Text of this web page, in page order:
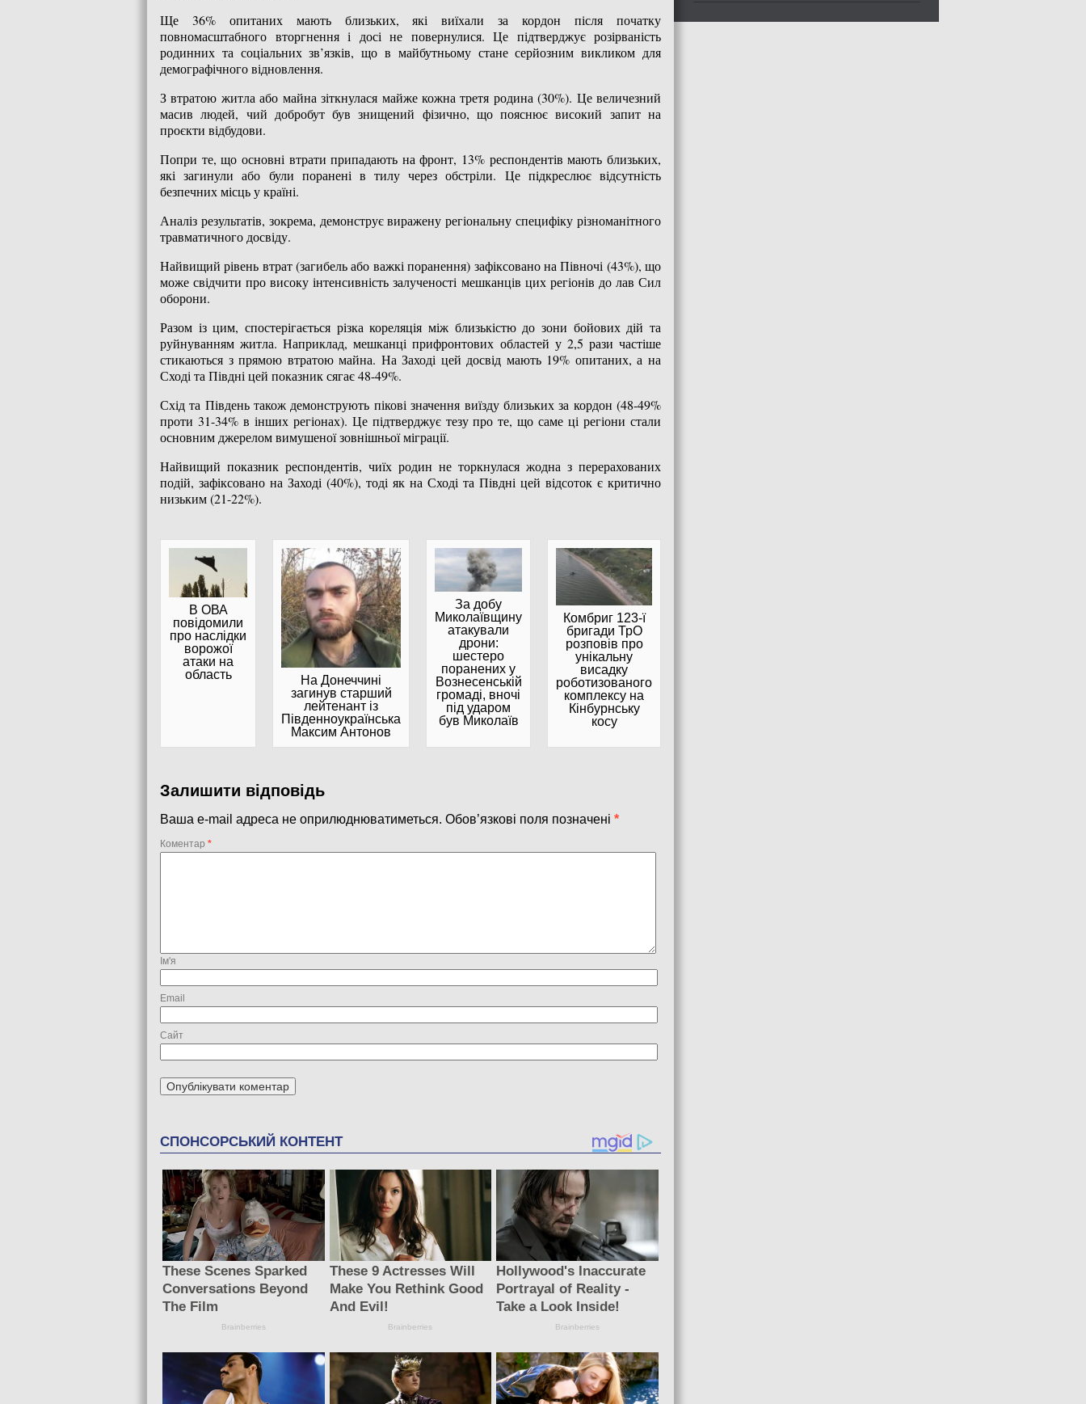
Ще 36% опитаних мають близьких, які виїхали за кордон після початку
повномасштабного вторгнення і досі не повернулися. Це підтверджує розірваність
родинних та соціальних зв’язків, що в майбутньому стане серйозним викликом для
демографічного відновлення.
З втратою житла або майна зіткнулася майже кожна третя родина (30%). Це величезний
масив людей, чий добробут був знищений фізично, що пояснює високий запит на
проєкти відбудови.
Попри те, що основні втрати припадають на фронт, 13% респондентів мають близьких,
які загинули або були поранені в тилу через обстріли. Це підкреслює відсутність
безпечних місць у країні.
Аналіз результатів, зокрема, демонструє виражену регіональну специфіку різноманітного
травматичного досвіду.
Найвищий рівень втрат (загибель або важкі поранення) зафіксовано на Півночі (43%), що
може свідчити про високу інтенсивність залученості мешканців цих регіонів до лав Сил
оборони.
Разом із цим, спостерігається різка кореляція між близькістю до зони бойових дій та
руйнуванням житла. Наприклад, мешканці прифронтових областей у 2,5 рази частіше
стикаються з прямою втратою майна. На Заході цей досвід мають 19% опитаних, а на
Сході та Півдні цей показник сягає 48-49%.
Схід та Південь також демонструють пікові значення виїзду близьких за кордон (48-49%
проти 31-34% в інших регіонах). Це підтверджує тезу про те, що саме ці регіони стали
основним джерелом вимушеної зовнішньої міграції.
Найвищий показник респондентів, чиїх родин не торкнулася жодна з перерахованих
подій, зафіксовано на Заході (40%), тоді як на Сході та Півдні цей відсоток є критично
низьким (21-22%).
В ОВА
повідомили
про наслідки
ворожої
атаки на
область
На Донеччині
загинув старший
лейтенант із
Південноукраїнська
Максим Антонов
За добу
Миколаївщину
атакували
дрони:
шестеро
поранених у
Вознесенській
громаді, вночі
під ударом
був Миколаїв
Комбриг 123-ї
бригади ТрО
розповів про
унікальну
висадку
роботизованого
комплексу на
Кінбурнську
косу
Залишити відповідь
Ваша e-mail адреса не оприлюднюватиметься. Обов’язкові поля позначені *
Коментар *
Ім'я
Email
Сайт